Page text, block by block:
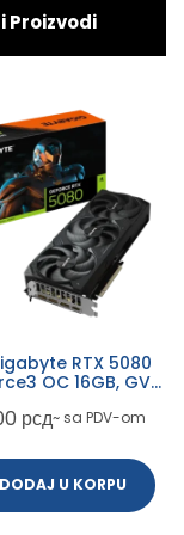
Proizvodi
RTX 5080
OC 16GB, GV-
рсд~ sa PDV-om
DODAJ U KORPU